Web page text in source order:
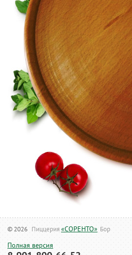
© 2026 Пиццерия«СОРЕНТО» Бор
Полная версия